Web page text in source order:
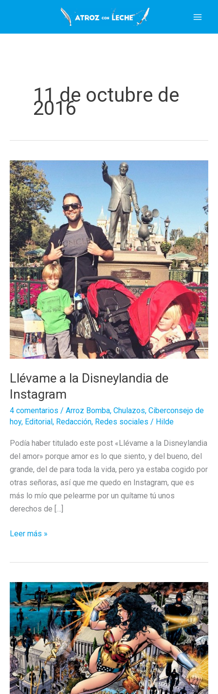
contenido
11 de octubre de
2016
Llévame a la Disneylandia de
Instagram
4 comentarios / Arroz Bomba, Chulazos, Ciberconsejo de
hoy, Editorial , Redacción, Redes sociales / Hilde
Podía haber titulado este post «Llévame a la Disneylandia
del amor» porque amor es lo que siento, y del bueno, del
grande, del de para toda la vida, pero ya estaba cogido por
otras señoras, así que me quedo en Instagram, que es
más lo mío que pelearme por un quítame tú unos
derechos de […]
Llévame
de
Instagram
Leer más »